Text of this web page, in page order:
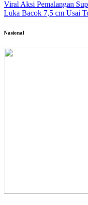
Viral Aksi Pemalangan
Luka Bacok 7,5 cm Usai
Nasional